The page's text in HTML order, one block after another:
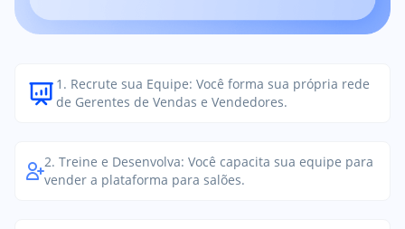
1. Recrute sua Equipe: Você forma sua própria rede
de Gerentes de Vendas e Vendedores.
2. Treine e Desenvolva: Você capacita sua equipe para
vender a plataforma para salões.